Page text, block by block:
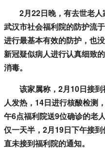
2月22日晚，有去世老人
武汉市社会福利院的防护流
进行最基本有效的防护，也
新冠疑似病人进行认真细致
消毒。
该家属称，2月10日接到
人发热，14日进行核酸检测
午6点福利院送9位确诊的老
仅一天半，2月19日下午接
直未接到福利院的通知。